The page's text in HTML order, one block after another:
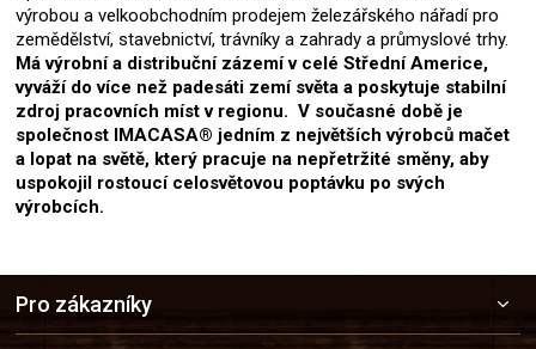
výrobou a velkoobchodním prodejem železářského nářadí pro
zemědělství, stavebnictví, trávníky a zahrady a průmyslové trhy.
Má výrobní a distribuční zázemí v celé Střední Americe,
vyváží do více než padesáti zemí světa a poskytuje stabilní
zdroj pracovních míst v regionu. V současné době je
společnost IMACASA® jedním z největších výrobců mačet
a lopat na světě, který pracuje na nepřetržité směny, aby
uspokojil rostoucí celosvětovou poptávku po svých
výrobcích.
Pro zákazníky